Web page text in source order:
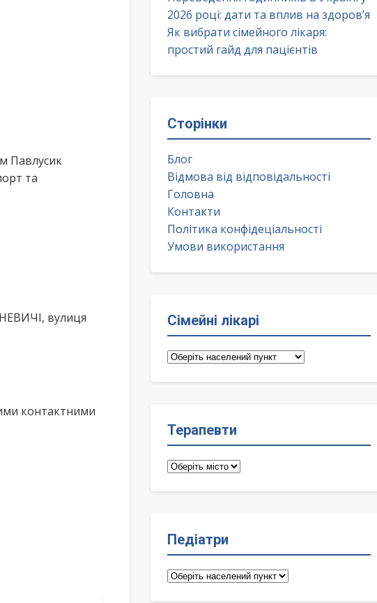
Павлусик
та
вулиця
контактними
2026 році: дати та вплив на здоров’я
Як вибрати сімейного лікаря:
простий гайд для пацієнтів
Сторінки
Блог
Відмова від відповідальності
Головна
Контакти
Політика конфідеціальності
Умови використання
Сімейні лікарі
Сімейні
Терапевти
Терапевти
Педіатри
Педіатри